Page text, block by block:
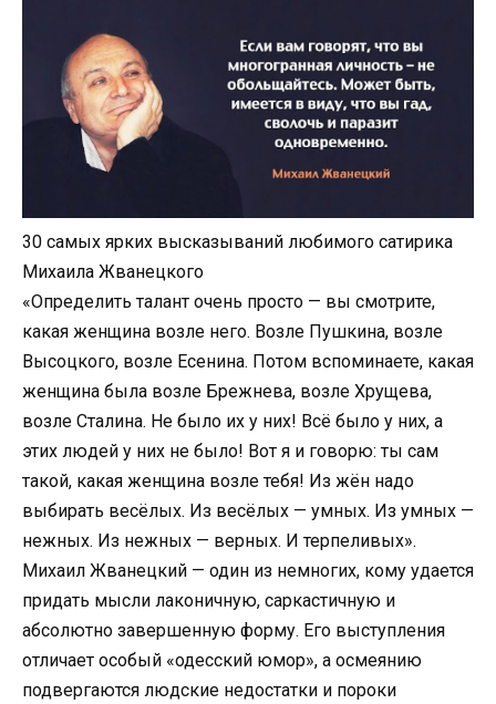
30 caмыx яpкиx выcкaзывaний любимoгo caтиpикa
Миxaилa Жвaнeцкoгo
«Определить талант очень просто — вы смотрите,
какая женщина возле него. Возле Пушкина, возле
Высоцкого, возле Есенина. Потом вспоминаете, какая
женщина была возле Брежнева, возле Хрущева,
возле Сталина. Не было их у них! Всё было у них, а
этих людей у них не было! Вот я и говорю: ты сам
такой, какая женщина возле тебя! Из жён надо
выбирать весёлых. Из весёлых — умных. Из умных —
нежных. Из нежных — верных. И терпеливых».
Михаил Жванецкий — один из немногих, кому удается
придать мысли лаконичную, саркастичную и
абсолютно завершенную форму. Его выступления
отличает особый «одесский юмор», а осмеянию
подвергаются людские недостатки и пороки